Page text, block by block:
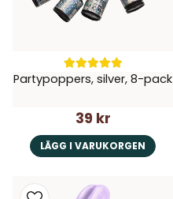
Partypoppers, silver, 8-pack
39 kr
LÄGG I VARUKORGEN